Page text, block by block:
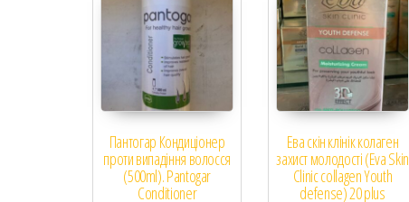
Пантогар Кондиціонер
проти випадіння волосся
(500ml). Pantogar
Conditioner
Ева скін клінік колаген
захист молодості (Eva Skin
Clinic collagen Youth
defense) 20 plus